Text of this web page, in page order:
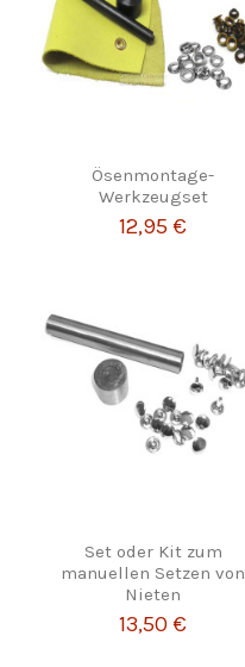
Ösenmontage-
Werkzeugset
12,95 €
Set oder Kit zum
manuellen Setzen von
Nieten
13,50 €